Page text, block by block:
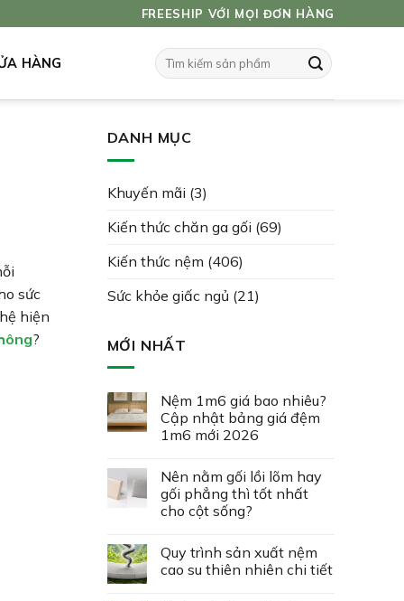
FREESHIP VỚI MỌI ĐƠN HÀNG
HÀNG
Tìm
kiếm:
sức
hiện
?
DANH MỤC
Khuyến mãi (3)
Kiến thức chăn ga gối (69)
Kiến thức nệm (406)
Sức khỏe giấc ngủ (21)
MỚI NHẤT
Nệm 1m6 giá bao nhiêu?
Cập nhật bảng giá đệm
1m6 mới 2026
Nên nằm gối lồi lõm hay
gối phẳng thì tốt nhất
cho cột sống?
Quy trình sản xuất nệm
cao su thiên nhiên chi tiết